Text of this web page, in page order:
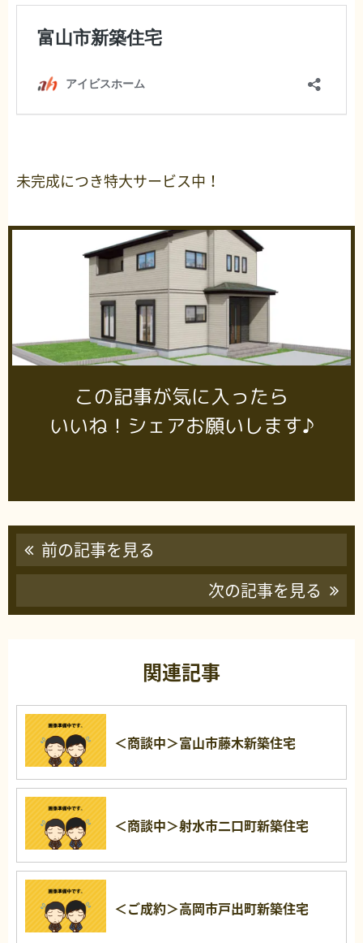
未完成につき特大サービス中！
この記事が気に入ったら
いいね！シェアお願いします♪
前の記事を見る
次の記事を見る
関連記事
＜商談中＞富山市藤木新築住宅
＜商談中＞射水市二口町新築住宅
＜ご成約＞高岡市戸出町新築住宅